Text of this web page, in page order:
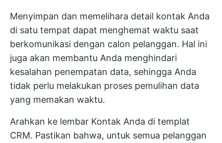
Menyimpan dan memelihara detail kontak Anda
di satu tempat dapat menghemat waktu saat
berkomunikasi dengan calon pelanggan. Hal ini
juga akan membantu Anda menghindari
kesalahan penempatan data, sehingga Anda
tidak perlu melakukan proses pemulihan data
yang memakan waktu.
Arahkan ke lembar Kontak Anda di templat
CRM. Pastikan bahwa, untuk semua pelanggan